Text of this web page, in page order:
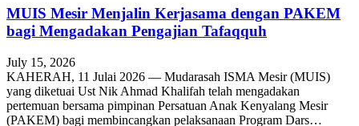
MUIS Mesir Menjalin Kerjasama dengan PAKEM
bagi Mengadakan Pengajian Tafaqquh
July 15, 2026
KAHERAH, 11 Julai 2026 — Mudarasah ISMA Mesir (MUIS)
yang diketuai Ust Nik Ahmad Khalifah telah mengadakan
pertemuan bersama pimpinan Persatuan Anak Kenyalang Mesir
(PAKEM) bagi membincangkan pelaksanaan Program Dars…